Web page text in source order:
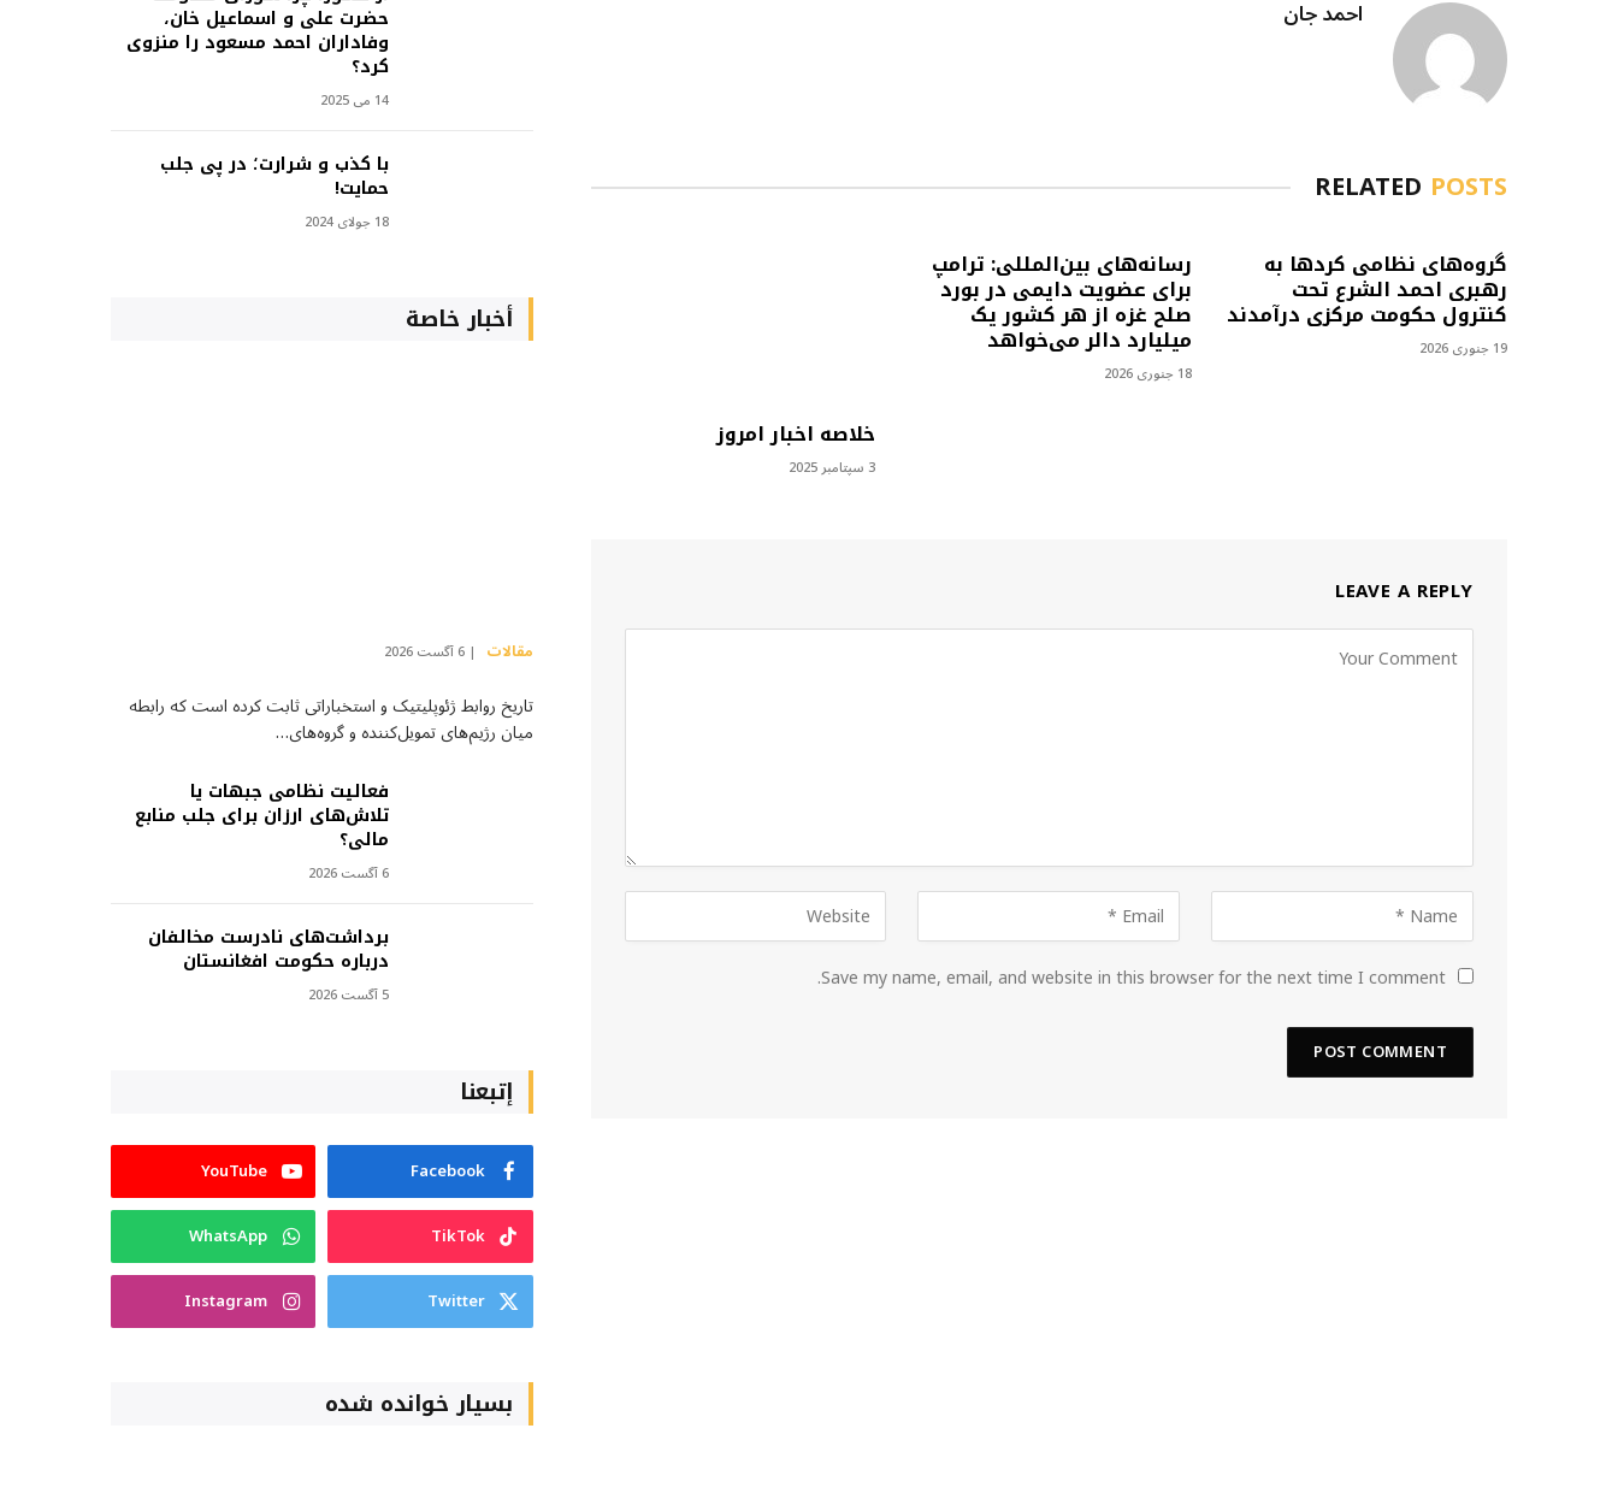
احمد جان
RELATED POSTS
گروه‌های نظامی کردها به
رهبری احمد الشرع تحت
کنترول حکومت مرکزی درآمدند
19 جنوری 2026
رسانه‌های بین‌المللی: ترامپ
برای عضویت دایمی در بورد
صلح غزه از هر کشور یک
میلیارد دالر می‌خواهد
18 جنوری 2026
خلاصه اخبار امروز
3 سپتامبر 2025
LEAVE A REPLY
Save my name, email, and website in this browser for the next time I comment.
حضرت علی و اسماعیل خان،
وفاداران احمد مسعود را منزوی
کرد؟
14 می 2025
با کذب و شرارت؛ در پی جلب
حمایت!
18 جولای 2024
أخبار خاصة
مقالات 6 آگست 2026
تاریخ روابط ژئوپلیتیک و استخباراتی ثابت کرده است که رابطه
میان رژیم‌های تمویل‌کننده و گروه‌های…
فعالیت نظامی جبهات یا
تلاش‌های ارزان برای جلب منابع
مالی؟
6 آگست 2026
برداشت‌های نادرست مخالفان
درباره حکومت افغانستان
5 آگست 2026
إتبعنا
Facebook
YouTube
TikTok
WhatsApp
Twitter
Instagram
بسیار خوانده شده